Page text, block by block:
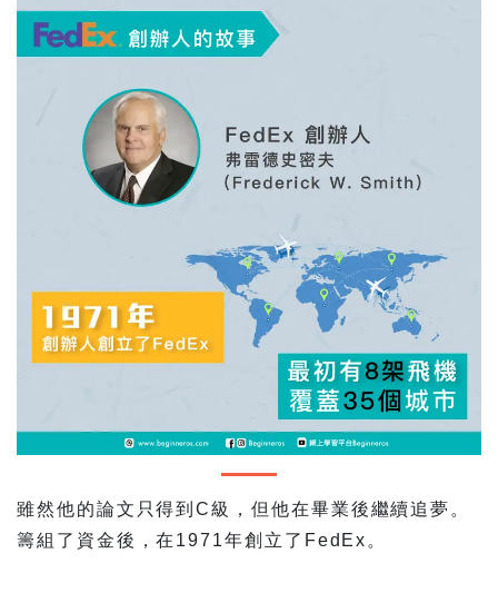
雖然他的論文只得到C級，但他在畢業後繼續追夢。
籌組了資金後，在1971年創立了FedEx。